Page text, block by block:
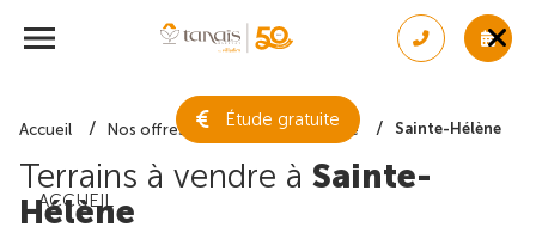
Étude gratuite
ACCUEIL
Accueil Nos offres de terrain Gironde Sainte-Hélène
Terrains à vendre à Sainte-
Hélène